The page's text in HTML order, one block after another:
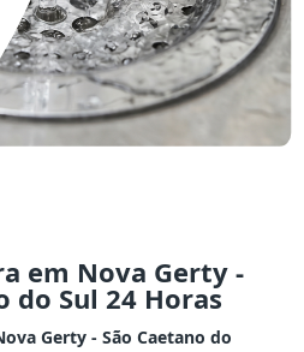
em Nova Gerty -
do Sul 24 Horas
Gerty - São Caetano do